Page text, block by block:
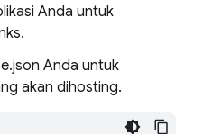
Anda untuk
Anda untuk
akan dihosting.